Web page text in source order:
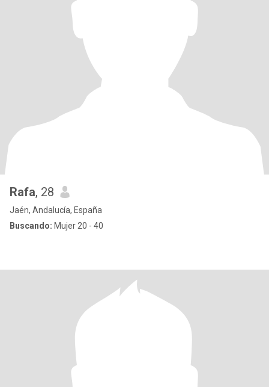
Rafa, 28
Jaén, Andalucía, España
Buscando: Mujer 20 - 40